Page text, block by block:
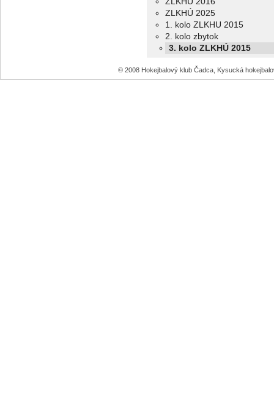
ZLKHÚ 2025
1. kolo ZLKHU 2015
2. kolo zbytok
3. kolo ZLKHÚ 2015
© 2008 Hokejbalový klub Čadca, Kysucká